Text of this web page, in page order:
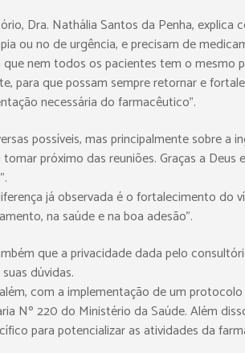
Dra. Nathália Santos da Penha,
ou no de urgência, e precisam de
que nem todos os pacientes tem o
para que possam sempre retornar e
necessária do farmacêutico”.
possíveis, mas principalmente sobre
próximo das reuniões. Graças a
já observada é o fortalecimento
na saúde e na boa adesão”.
que a privacidade dada pelo
dúvidas.
com a implementação de um
Nº 220 do Ministério da Saúde. Além
para potencializar as atividades da